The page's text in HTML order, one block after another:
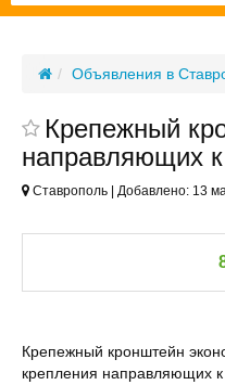
Объявления в
Крепежный
направляющих к
Ставрополь | Добавлено: 13
Крепежный кронштейн
крепления направляющих к